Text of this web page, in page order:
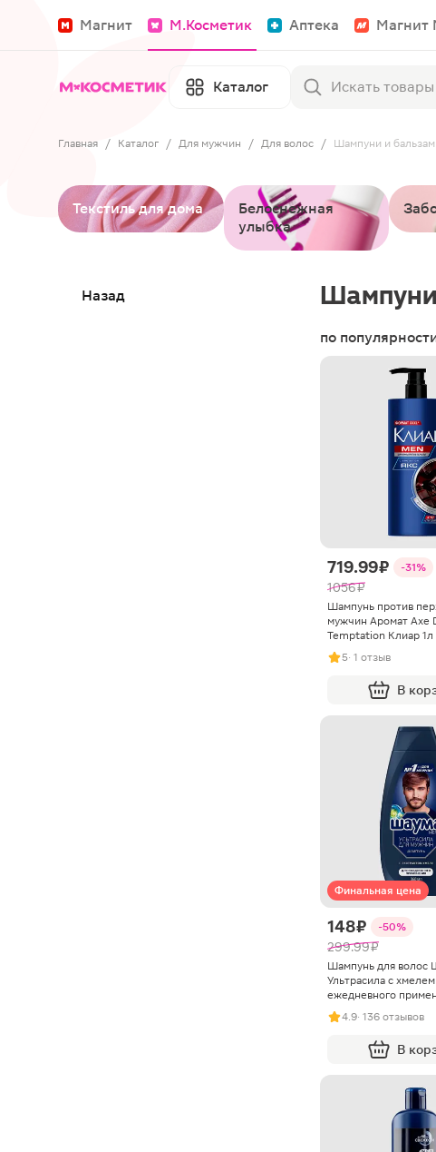
Магнит М.Косметик Аптека Магнит
Каталог
Главная / Каталог / Для мужчин / Для волос / Шампуни и
Текстиль для дома
Белоснежная
улыбка
Назад
по
719.99 ₽ -31%
1056 ₽
Шампунь против
мужчин Аромат Axe
Temptation Клиар 1л
5· 1 отзыв
В
Финальная цена
148 ₽ -50%
299.99 ₽
Шампунь для волос
Ультрасила с
ежедневного
мужской 360мл
4.9· 136 отзывов
В